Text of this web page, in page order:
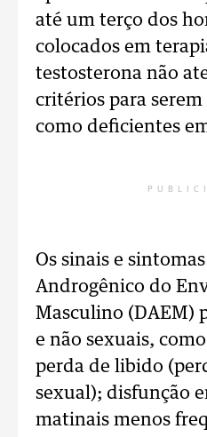
até um terço dos
colocados em
testosterona não
critérios para
como deficientes
Os sinais e
Androgênico do
Masculino (DAEM)
e não sexuais,
perda de libido
sexual); disfunção
matinais menos